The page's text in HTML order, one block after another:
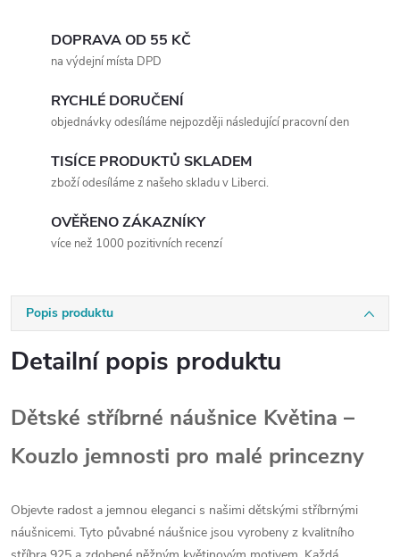
DOPRAVA OD 55 KČ
na výdejní místa DPD
RYCHLÉ DORUČENÍ
objednávky odesíláme nejpozději následující pracovní den
TISÍCE PRODUKTŮ SKLADEM
zboží odesíláme z našeho skladu v Liberci.
OVĚŘENO ZÁKAZNÍKY
více než 1000 pozitivních recenzí
Popis produktu
Detailní popis produktu
Dětské stříbrné náušnice Květina –
Kouzlo jemnosti pro malé princezny
Objevte radost a jemnou eleganci s našimi dětskými stříbrnými
náušnicemi. Tyto půvabné náušnice jsou vyrobeny z kvalitního